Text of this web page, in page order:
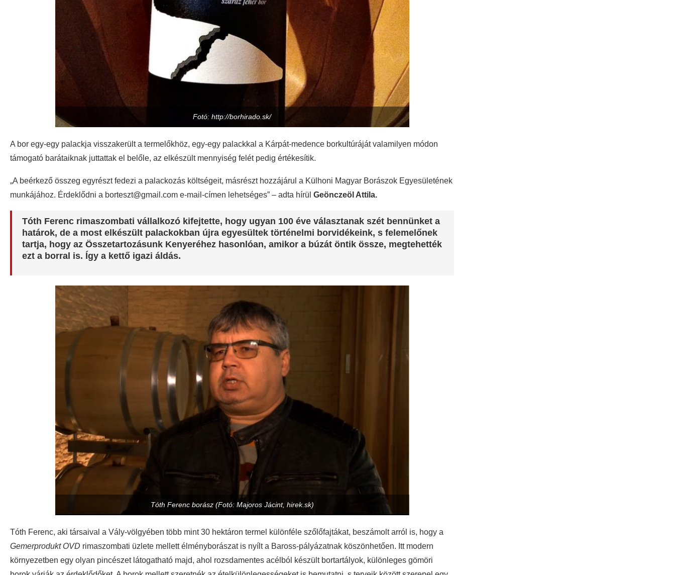
Fotó: http://borhirado.sk/
A bor egy-egy palackja visszakerült a termelőkhöz, egy-egy palackkal a Kárpát-medence borkultúráját valamilyen módon
támogató barátaiknak juttattak el belőle, az elkészült mennyiség felét pedig értékesítik.
„A beérkező összeg egyrészt fedezi a palackozás költségeit, másrészt hozzájárul a Külhoni Magyar Borászok Egyesületének
munkájához. Érdeklődni a borteszt@gmail.com e-mail-címen lehetséges” – adta hírül Geönczeöl Attila.
Tóth Ferenc rimaszombati vállalkozó kifejtette, hogy ugyan 100 éve választanak szét bennünket a
határok, de a most elkészült palackokban újra egyesültek történelmi borvidékeink, s felemelőnek
tartja, hogy az Összetartozásunk Kenyeréhez hasonlóan, amikor a búzát öntik össze, megtehették
ezt a borral is. Így a kettő igazi áldás.
Tóth Ferenc borász (Fotó: Majoros Jácint, hirek.sk)
Tóth Ferenc, aki társaival a Vály-völgyében több mint 30 hektáron termel különféle szőlőfajtákat, beszámolt arról is, hogy a
Gemerprodukt OVD rimaszombati üzlete mellett élményborászat is nyílt a Baross-pályázatnak köszönhetően. Itt modern
környezetben egy olyan pincészet látogatható majd, ahol rozsdamentes acélból készült bortartályok, különleges gömöri